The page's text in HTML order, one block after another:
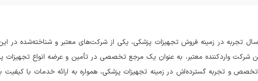
شرکت هما قلب ایرانیان با بیش از ۱۵ سال تجربه در زمینه فروش تجهیزات پزشکی، یکی از شرکت‌های معتبر و
شرکت واردکننده معتبر، به عنوان یک مرجع تخصصی در تأمین و عرضه انواع تجهیزات
و تجربه گسترده‌اش در زمینه تجهیزات پزشکی، همواره به ارائه خدمات با